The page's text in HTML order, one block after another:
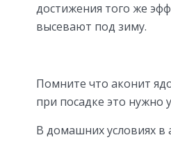
достижения того же
высевают под зиму.
Помните что аконит
при посадке это нужно
В домашних условиях в